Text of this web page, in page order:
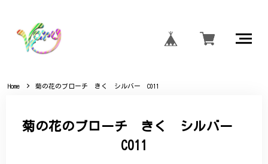
Home 菊の花のブローチ きく シルバー C011
菊の花のブローチ きく シルバー
C011